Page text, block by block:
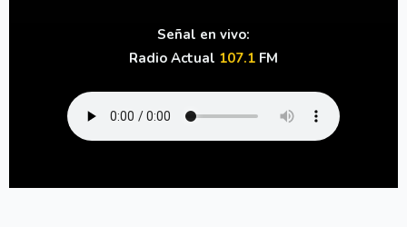
Señal en vivo:
Radio Actual 107.1 FM